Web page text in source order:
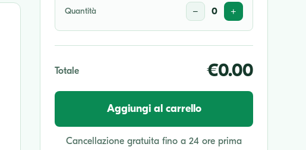
Quantità − 0 +
Totale €0.00
Aggiungi al carrello
Cancellazione gratuita fino a 24 ore prima